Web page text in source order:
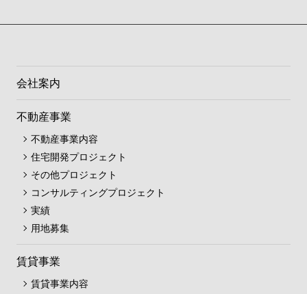
会社案内
不動産事業
不動産事業内容
住宅開発プロジェクト
その他プロジェクト
コンサルティングプロジェクト
実績
用地募集
賃貸事業
賃貸事業内容